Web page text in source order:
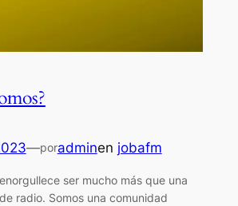
—poradminen jobafm
ser mucho más que una
radio. Somos una comunidad